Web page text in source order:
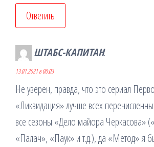
Ответить
ШТАБС-КАПИТАН:
13.01.2021 в 00:03
Не уверен, правда, что это сериал
«Ликвидация» лучше всех
все сезоны «Дело майора Черкасова»
«Палач», «Паук» и т.д.), да «Метод» я